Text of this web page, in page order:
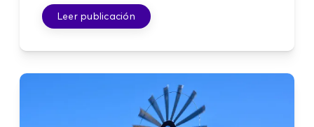
Leer publicación